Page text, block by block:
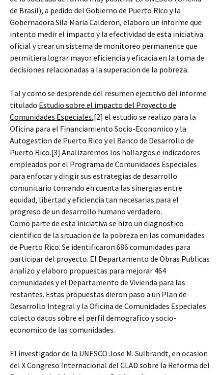
de Brasil), a pedido del Gobierno de Puerto Rico y la
Gobernadora Sila Maria Calderon, elaboro un informe que
intento medir el impacto y la efectividad de esta iniciativa
oficial y crear un sistema de monitoreo permanente que
permitiera lograr mayor eficiencia y eficacia en la toma de
decisiones relacionadas a la superacion de la pobreza.
Tal y como se desprende del resumen ejecutivo del informe
titulado Estudio sobre el impacto del Proyecto de
Comunidades Especiales,[2] el estudio se realizo para la
Oficina para el Financiamiento Socio-Economico y la
Autogestion de Puerto Rico y el Banco de Desarrollo de
Puerto Rico.[3] Analizaremos los hallazgos e indicadores
empleados por el Programa de Comunidades Especiales
para enfocar y dirigir sus estrategias de desarrollo
comunitario tomando en cuenta las sinergias entre
equidad, libertad y eficiencia tan necesarias para el
progreso de un desarrollo humano verdadero.
Como parte de esta iniciativa se hizo un diagnostico
cientifico de la situacion de la pobreza en las comunidades
de Puerto Rico. Se identificaron 686 comunidades para
participar del proyecto. El Departamento de Obras Publicas
analizo y elaboro propuestas para mejorar 464
comunidades y el Departamento de Vivienda para las
restantes. Estas propuestas dieron paso a un Plan de
Desarrollo Integral y la Oficina de Comunidades Especiales
colecto datos sobre el perfil demografico y socio-
economico de las comunidades.
El investigador de la UNESCO Jose M. Sulbrandt, en ocasion
del X Congreso Internacional del CLAD sobre la Reforma del